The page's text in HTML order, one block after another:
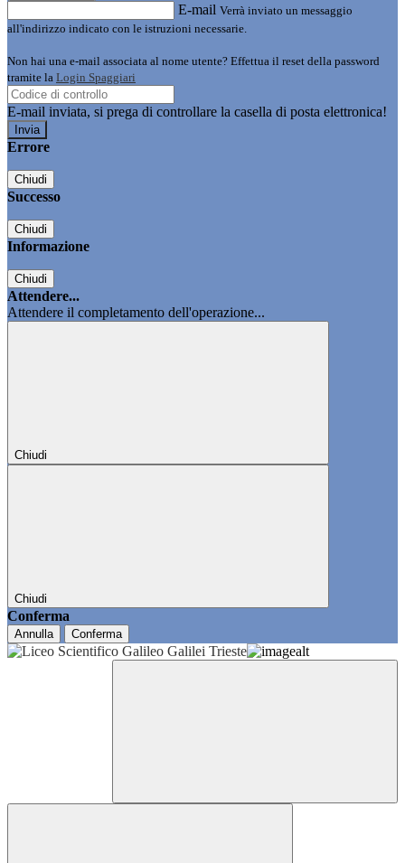
E-mail Verrà inviato un messaggio
all'indirizzo indicato con le istruzioni necessarie.
Non hai una e-mail associata al nome utente? Effettua il reset della password
tramite la Login Spaggiari
E-mail inviata, si prega di controllare la casella di posta elettronica!
Errore
Chiudi
Successo
Chiudi
Informazione
Chiudi
Attendere...
Attendere il completamento dell'operazione...
Chiudi
Chiudi
Conferma
Annulla Conferma